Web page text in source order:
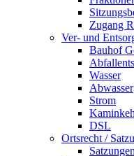
Zugang
Ver- und
Bauhof
Wasser
Abwasser
Strom
DSL
Ortsrecht /